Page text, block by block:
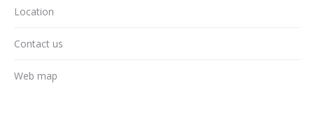
Location
Contact us
Web map